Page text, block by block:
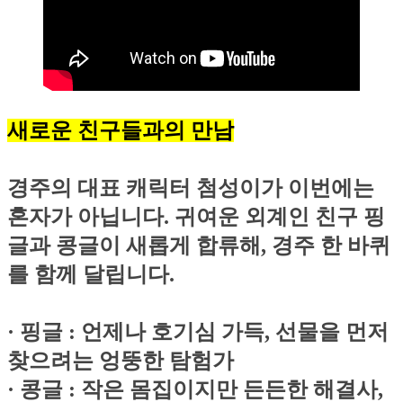
새로운 친구들과의 만남
경주의 대표 캐릭터 첨성이가 이번에는
혼자가 아닙니다. 귀여운 외계인 친구 핑
글과 콩글이 새롭게 합류해, 경주 한 바퀴
를 함께 달립니다.
· 핑글 : 언제나 호기심 가득, 선물을 먼저
찾으려는 엉뚱한 탐험가
· 콩글 : 작은 몸집이지만 든든한 해결사,